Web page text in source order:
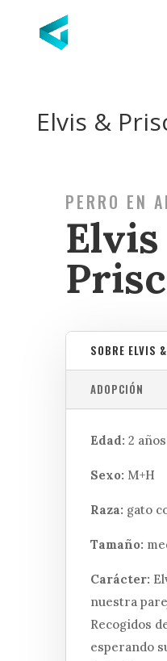
Elvis &
PERRO EN
Elvis
SOBRE ELVIS
ADOPCIÓN
Edad: 2
Sexo: M+H
Raza: gato
Tamaño:
Carácter:
nuestra
Recogidos
esperando